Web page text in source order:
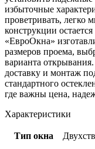
избыточные
проветривать, легко
конструкции
«ЕвроОкна»
размеров проема,
варианта
доставку и монтаж
стандартного
где важны цена,
Характеристики
Тип окна